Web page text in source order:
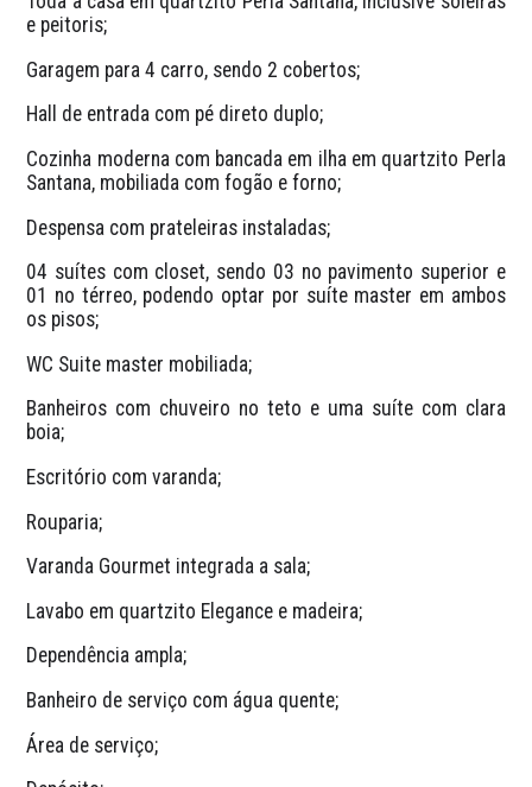
e peitoris;
Garagem para 4 carro, sendo 2 cobertos;
Hall de entrada com pé direto duplo;
Cozinha moderna com bancada em ilha em quartzito Perla
Santana, mobiliada com fogão e forno;
Despensa com prateleiras instaladas;
04 suítes com closet, sendo 03 no pavimento superior e
01 no térreo, podendo optar por suíte master em ambos
os pisos;
WC Suite master mobiliada;
Banheiros com chuveiro no teto e uma suíte com clara
boia;
Escritório com varanda;
Rouparia;
Varanda Gourmet integrada a sala;
Lavabo em quartzito Elegance e madeira;
Dependência ampla;
Banheiro de serviço com água quente;
Área de serviço;